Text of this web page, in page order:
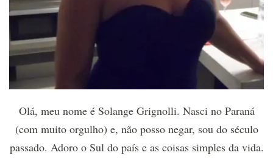
Olá, meu nome é Solange Grignolli. Nasci no Paraná
(com muito orgulho) e, não posso negar, sou do século
passado. Adoro o Sul do país e as coisas simples da vida.